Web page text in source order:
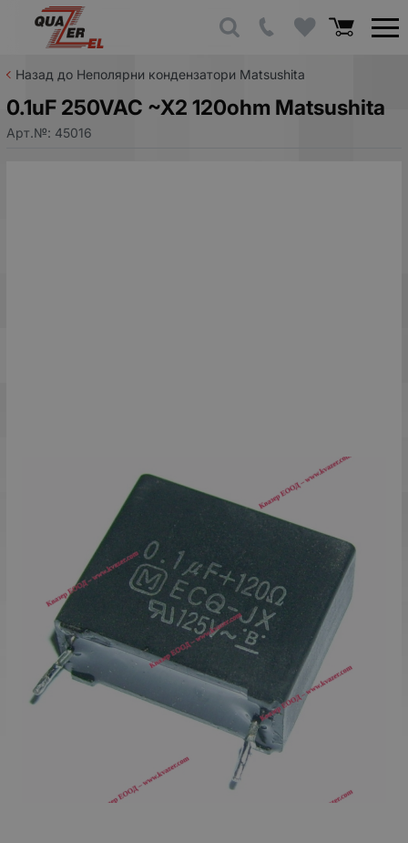
Назад до Неполярни кондензатори Matsushita
0.1uF 250VAC ~X2 120ohm Matsushita
Арт.№: 45016